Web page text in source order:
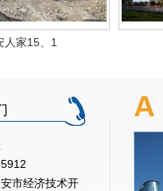
人家15、1
市经济技术开